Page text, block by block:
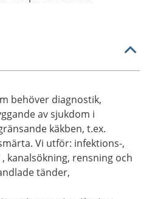
behöver diagnostik,
av sjukdom i
käkben, t.ex.
Vi utför: infektions-,
kanalsökning, rensning och
tänder,